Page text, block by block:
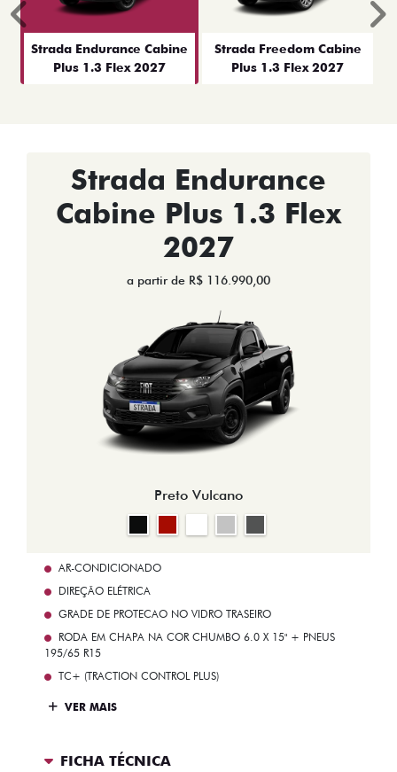
Strada Endurance Cabine
Plus 1.3 Flex 2027
Strada Freedom Cabine
Plus 1.3 Flex 2027
Anterior
Strada Endurance
Cabine Plus 1.3 Flex
2027
a partir de R$ 116.990,00
Preto Vulcano
AR-CONDICIONADO
DIREÇÃO ELÉTRICA
GRADE DE PROTECAO NO VIDRO TRASEIRO
RODA EM CHAPA NA COR CHUMBO 6.0 X 15" + PNEUS
195/65 R15
TC+ (TRACTION CONTROL PLUS)
VER MAIS
FICHA TÉCNICA